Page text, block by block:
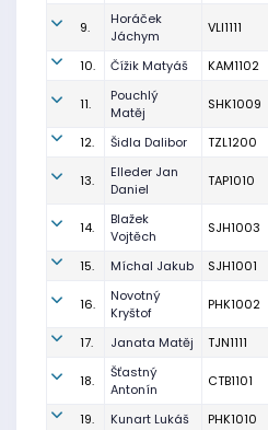
9.
Horáček
Jáchym
VLI1111
10. Čížik Matyáš KAM1102
11.
Pouchlý
Matěj
SHK1009
12. Šidla Dalibor TZL1200
13.
Elleder Jan
Daniel
TAP1010
14.
Blažek
Vojtěch
SJH1003
15. Míchal Jakub SJH1001
16.
Novotný
Kryštof
PHK1002
17. Janata Matěj TJN1111
18.
Šťastný
Antonín
CTB1101
19. Kunart Lukáš PHK1010